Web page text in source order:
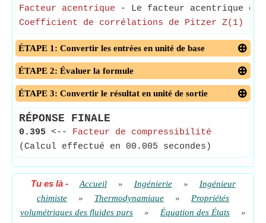
Facteur acentrique - Le facteur acentrique est
Coefficient de corrélations de Pitzer Z(1)
ÉTAPE 1: Convertir les entrées en unité de base
ÉTAPE 2: Évaluer la formule
ÉTAPE 3: Convertir le résultat en unité de sortie
RÉPONSE FINALE
0.395 <-- Facteur de compressibilité
(Calcul effectué en 00.005 secondes)
Tu es là- Accueil » Ingénierie »
Ingénieur
chimiste
» Thermodynamique »
Propriétés
volumétriques des fluides purs
» Équation des États
»